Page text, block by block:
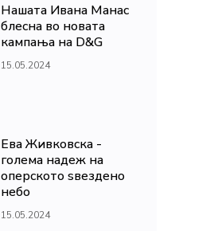
Нашата Ивана Манас
блесна во новата
кампања на D&G
15.05.2024
Ева Живковска -
голема надеж на
оперското ѕвездено
небо
15.05.2024